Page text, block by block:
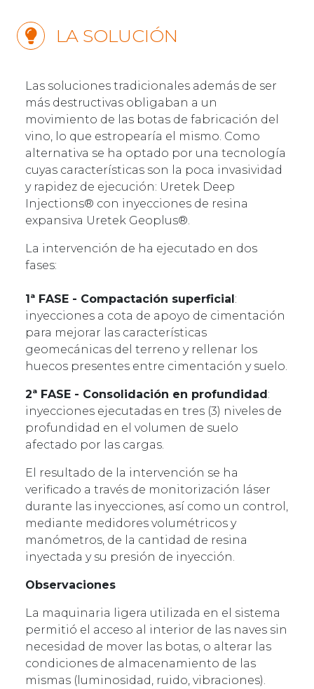
LA SOLUCIÓN
Las soluciones tradicionales además de ser
más destructivas obligaban a un
movimiento de las botas de fabricación del
vino, lo que estropearía el mismo. Como
alternativa se ha optado por una tecnología
cuyas características son la poca invasividad
y rapidez de ejecución: Uretek Deep
Injections® con inyecciones de resina
expansiva Uretek Geoplus®.
La intervención de ha ejecutado en dos
fases:
1ª FASE - Compactación superficial:
inyecciones a cota de apoyo de cimentación
para mejorar las características
geomecánicas del terreno y rellenar los
huecos presentes entre cimentación y suelo.
2ª FASE - Consolidación en profundidad:
inyecciones ejecutadas en tres (3) niveles de
profundidad en el volumen de suelo
afectado por las cargas.
El resultado de la intervención se ha
verificado a través de monitorización láser
durante las inyecciones, así como un control,
mediante medidores volumétricos y
manómetros, de la cantidad de resina
inyectada y su presión de inyección.
Observaciones
La maquinaria ligera utilizada en el sistema
permitió el acceso al interior de las naves sin
necesidad de mover las botas, o alterar las
condiciones de almacenamiento de las
mismas (luminosidad, ruido, vibraciones).